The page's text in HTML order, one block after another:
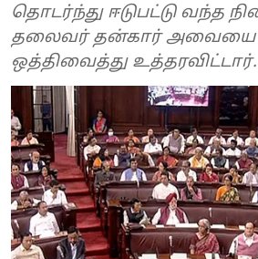
தொடர்ந்து ஈடுபட்டு வந்த
தலைவர் தன்கார் அவையை
ஒத்திவைத்து உத்தரவிட்டார்.